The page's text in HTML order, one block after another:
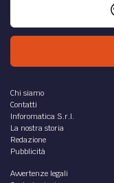
Chi siamo
Contatti
Inforomatica S.r.l.
La nostra storia
Redazione
Pubblicità
Avvertenze legali